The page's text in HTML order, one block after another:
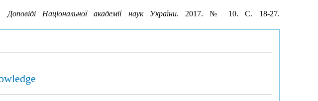
Доповіді Національної академії наук України. 2017. № 10. С. 18-27.